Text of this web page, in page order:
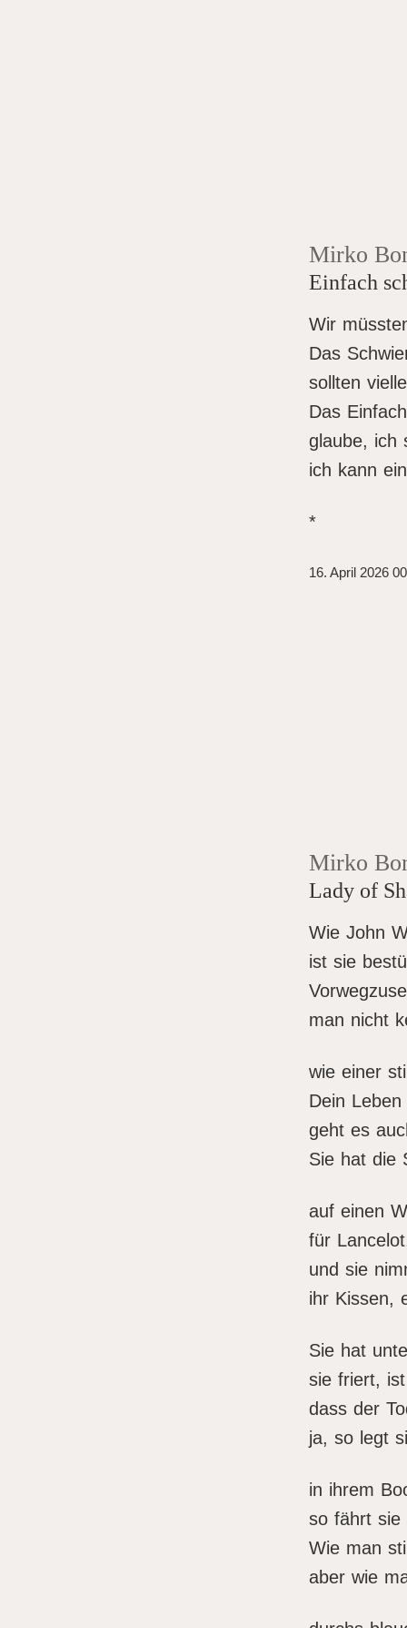
Mirko
Einfach
Wir
Das
sollten
Das
glaube, ich
ich kann
*
16. April 2026
Mirko
Lady of
Wie John
ist sie
man nicht
wie einer
Dein
geht es
Sie hat die
auf einen
für
und sie
ihr Kissen,
Sie hat
sie friert,
dass der
ja, so legt
in ihrem
so fährt sie
Wie man
aber wie